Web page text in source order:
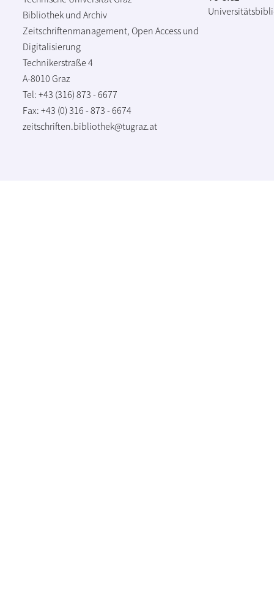
Bibliothek und Archiv
Zeitschriftenmanagement, Open Access und
Digitalisierung
Technikerstraße 4
A-8010 Graz
Tel: +43 (316) 873 - 6677
Fax: +43 (0) 316 - 873 - 6674
zeitschriften.bibliothek@tugraz.at